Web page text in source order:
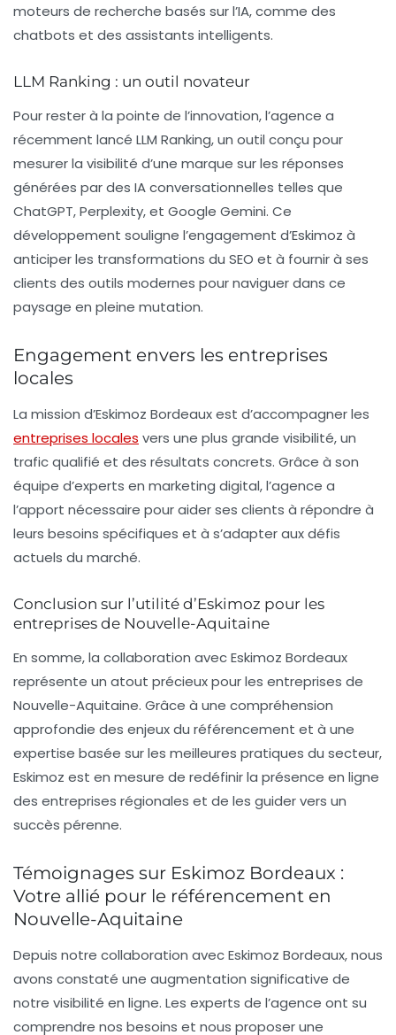
moteurs de recherche basés sur l’IA, comme des
chatbots et des assistants intelligents.
LLM Ranking : un outil novateur
Pour rester à la pointe de l’innovation, l’agence a
récemment lancé LLM Ranking, un outil conçu pour
mesurer la visibilité d’une marque sur les réponses
générées par des IA conversationnelles telles que
ChatGPT, Perplexity, et Google Gemini. Ce
développement souligne l’engagement d’Eskimoz à
anticiper les transformations du SEO et à fournir à ses
clients des outils modernes pour naviguer dans ce
paysage en pleine mutation.
Engagement envers les entreprises
locales
La mission d’Eskimoz Bordeaux est d’accompagner les
entreprises locales vers une plus grande visibilité, un
trafic qualifié et des résultats concrets. Grâce à son
équipe d’experts en marketing digital, l’agence a
l’apport nécessaire pour aider ses clients à répondre à
leurs besoins spécifiques et à s’adapter aux défis
actuels du marché.
Conclusion sur l’utilité d’Eskimoz pour les
entreprises de Nouvelle-Aquitaine
En somme, la collaboration avec Eskimoz Bordeaux
représente un atout précieux pour les entreprises de
Nouvelle-Aquitaine. Grâce à une compréhension
approfondie des enjeux du référencement et à une
expertise basée sur les meilleures pratiques du secteur,
Eskimoz est en mesure de redéfinir la présence en ligne
des entreprises régionales et de les guider vers un
succès pérenne.
Témoignages sur Eskimoz Bordeaux :
Votre allié pour le référencement en
Nouvelle-Aquitaine
Depuis notre collaboration avec Eskimoz Bordeaux, nous
avons constaté une augmentation significative de
notre visibilité en ligne. Les experts de l’agence ont su
comprendre nos besoins et nous proposer une